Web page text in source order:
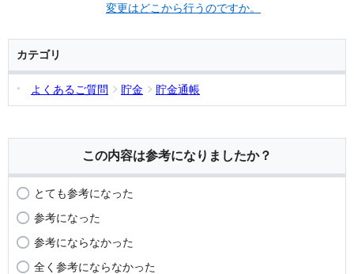
変更はどこから行うのですか。
カテゴリ
よくあるご質問 貯金 貯金通帳
この内容は参考になりましたか？
とても参考になった
参考になった
参考にならなかった
全く参考にならなかった